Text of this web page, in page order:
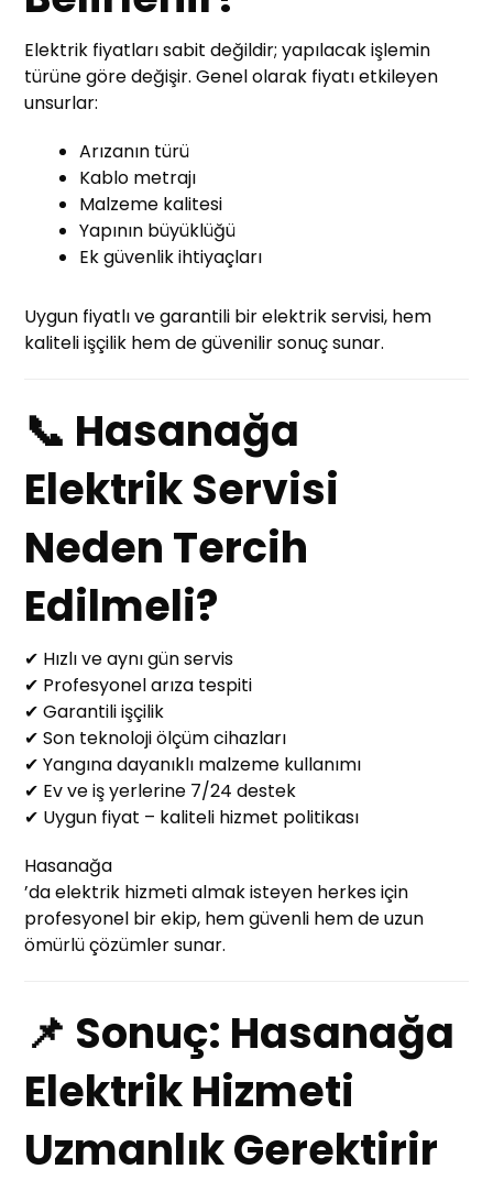
Elektrik fiyatları sabit değildir; yapılacak işlemin
türüne göre değişir. Genel olarak fiyatı etkileyen
unsurlar:
Arızanın türü
Kablo metrajı
Malzeme kalitesi
Yapının büyüklüğü
Ek güvenlik ihtiyaçları
Uygun fiyatlı ve garantili bir elektrik servisi, hem
kaliteli işçilik hem de güvenilir sonuç sunar.
📞 Hasanağa
Elektrik Servisi
Neden Tercih
Edilmeli?
✔ Hızlı ve aynı gün servis
✔ Profesyonel arıza tespiti
✔ Garantili işçilik
✔ Son teknoloji ölçüm cihazları
✔ Yangına dayanıklı malzeme kullanımı
✔ Ev ve iş yerlerine 7/24 destek
✔ Uygun fiyat – kaliteli hizmet politikası
Hasanağa
’da elektrik hizmeti almak isteyen herkes için
profesyonel bir ekip, hem güvenli hem de uzun
ömürlü çözümler sunar.
📌 Sonuç: Hasanağa
Elektrik Hizmeti
Uzmanlık Gerektirir